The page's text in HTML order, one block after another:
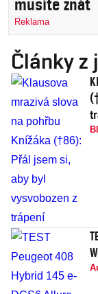
musíte znát
Reklama
Články